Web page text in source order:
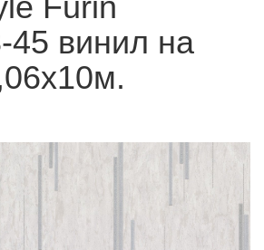
45 винил на